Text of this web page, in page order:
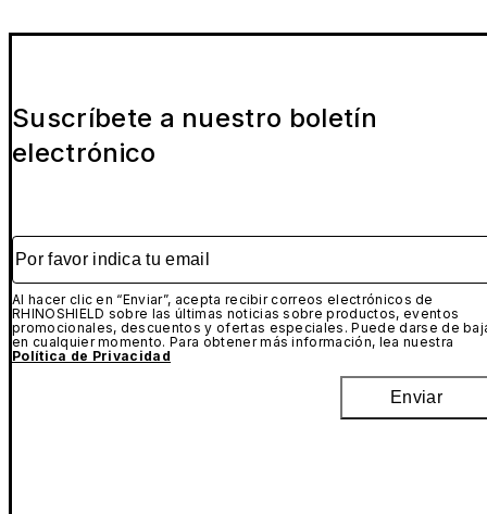
Suscríbete a nuestro boletín
electrónico
Por favor indica tu email
Al hacer clic en “Enviar”, acepta recibir correos electrónicos de
RHINOSHIELD sobre las últimas noticias sobre productos, eventos
promocionales, descuentos y ofertas especiales. Puede darse de
en cualquier momento. Para obtener más información, lea nuestra
Política de Privacidad
Enviar